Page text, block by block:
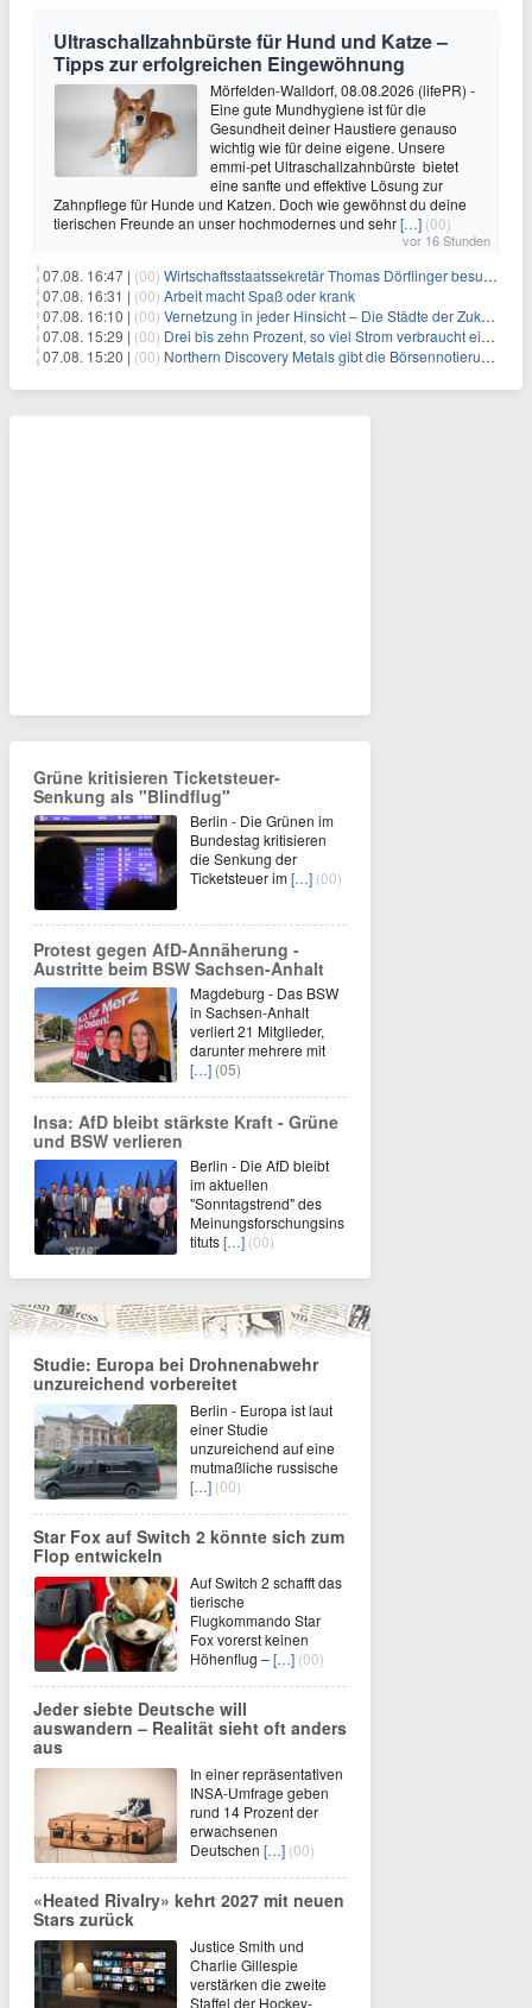
Ultraschallzahnbürste für Hund und Katze –
Tipps zur erfolgreichen Eingewöhnung
Mörfelden-Walldorf, 08.08.2026 (lifePR) -
Eine gute Mundhygiene ist für die
Gesundheit deiner Haustiere genauso
wichtig wie für deine eigene. Unsere
emmi-pet Ultraschallzahnbürste bietet
eine sanfte und effektive Lösung zur
Zahnpflege für Hunde und Katzen. Doch wie gewöhnst du deine
tierischen Freunde an unser hochmodernes und sehr[…] (00)
vor 16 Stunden
07.08. 16:47 | (00) Wirtschaftsstaatssekretär Thomas Dörflinger besucht Handwerksbetrieb im Kammerbezirk Freiburg
07.08. 16:31 | (00) Arbeit macht Spaß oder krank
07.08. 16:10 | (00) Vernetzung in jeder Hinsicht – Die Städte der Zukunft sind grün-blau
07.08. 15:29 | (00) Drei bis zehn Prozent, so viel Strom verbraucht ein Aufzug im Gebäude
07.08. 15:20 | (00) Northern Discovery Metals gibt die Börsennotierung an der Frankfurter Wertpapierbörse bekannt
Grüne kritisieren Ticketsteuer-
Senkung als "Blindflug"
Berlin - Die Grünen im
Bundestag kritisieren
die Senkung der
Ticketsteuer im[…] (00)
Protest gegen AfD-Annäherung -
Austritte beim BSW Sachsen-Anhalt
Magdeburg - Das BSW
in Sachsen-Anhalt
verliert 21 Mitglieder,
darunter mehrere mit
[…] (05)
Insa: AfD bleibt stärkste Kraft - Grüne
und BSW verlieren
Berlin - Die AfD bleibt
im aktuellen
"Sonntagstrend" des
Meinungsforschungsins
tituts[…] (00)
Studie: Europa bei Drohnenabwehr
unzureichend vorbereitet
Berlin - Europa ist laut
einer Studie
unzureichend auf eine
mutmaßliche russische
[…] (00)
Star Fox auf Switch 2 könnte sich zum
Flop entwickeln
Auf Switch 2 schafft das
tierische
Flugkommando Star
Fox vorerst keinen
Höhenflug –[…] (00)
Jeder siebte Deutsche will
auswandern – Realität sieht oft anders
aus
In einer repräsentativen
INSA-Umfrage geben
rund 14 Prozent der
erwachsenen
Deutschen […] (00)
«Heated Rivalry» kehrt 2027 mit neuen
Stars zurück
Justice Smith und
Charlie Gillespie
verstärken die zweite
Staffel der Hockey-